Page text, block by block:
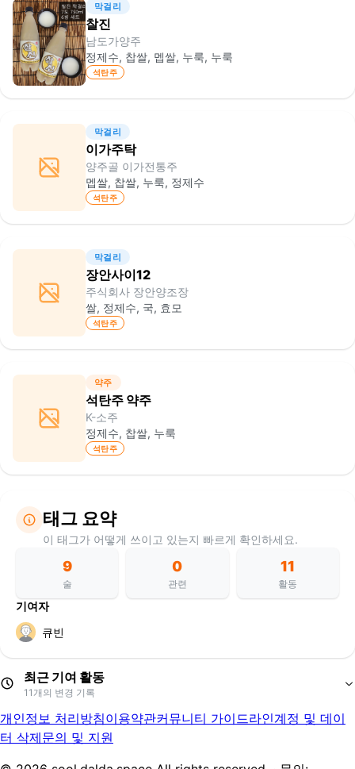
막걸리
찰진
남도가양주
정제수, 찹쌀, 멥쌀, 누룩, 누룩
석탄주
막걸리
이가주탁
양주골 이가전통주
멥쌀, 찹쌀, 누룩, 정제수
석탄주
막걸리
장안사이12
주식회사 장안양조장
쌀, 정제수, 국, 효모
석탄주
약주
석탄주 약주
K-소주
정제수, 찹쌀, 누룩
석탄주
태그 요약
이 태그가 어떻게 쓰이고 있는지 빠르게 확인하세요.
9
술
0
관련
11
활동
기여자
큐빈
최근 기여 활동
11개의 변경 기록
큐빈석탄주삭제
큐빈석탄주 약주
큐빈 장안사이12
개인정보 처리방침이용약관커뮤니티 가이드라인계정 및 데이
터 삭제문의 및 지원